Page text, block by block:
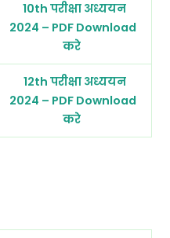
10th परीक्षा अध्ययन
2024 – PDF Download
करे
12th परीक्षा अध्ययन
2024 – PDF Download
करे